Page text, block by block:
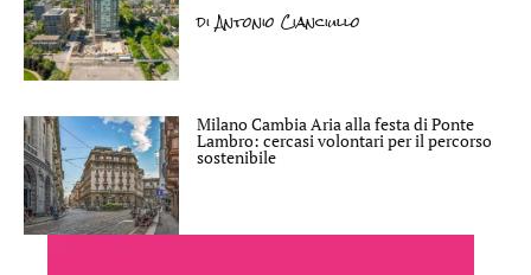
diAntonio Cianciullo
Milano Cambia Aria alla festa di Ponte
Lambro: cercasi volontari per il percorso
sostenibile